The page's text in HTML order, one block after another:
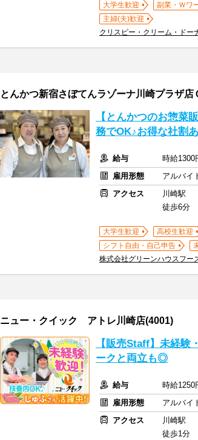
大学生歓迎 副業・Ｗワ
主婦(夫)歓迎
クリスピー・クリーム・ドー
とんかつ新宿さぼてんラゾーナ川崎プラザ店
【とんかつのお惣菜
務でOK♪お得な社割
給与
時給1300
雇用形態
アルバイ
アクセス
川崎駅
徒歩6分
大学生歓迎 高校生歓迎
シフト自由・自己申告
株式会社グリーンハウスフー
ニュー・クイック アトレ川崎店(4001)
【販売Staff】未経
ークと両立も◎
給与
時給1250
雇用形態
アルバイ
アクセス
川崎駅
徒歩1分